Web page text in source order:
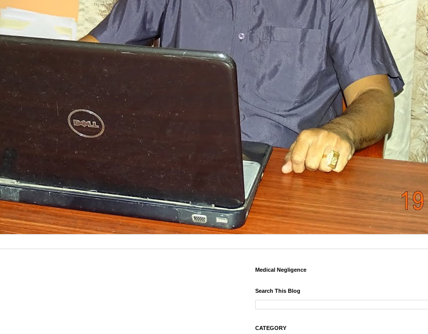
Medical Negligence
Search This Blog
CATEGORY